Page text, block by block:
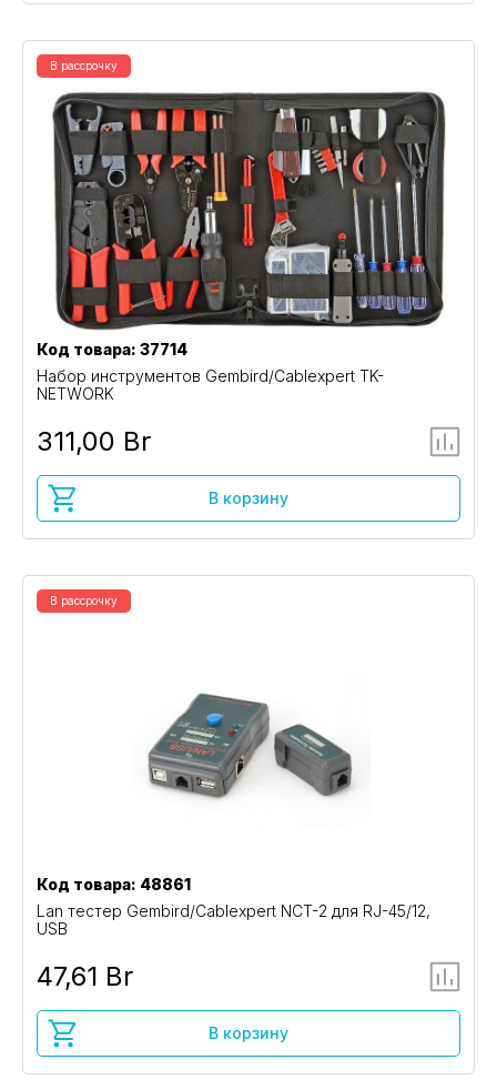
В рассрочку
Код товара: 37714
Набор инструментов Gembird/Cablexpert TK-
NETWORK
311,00 Br
В корзину
В рассрочку
Код товара: 48861
Lan тестер Gembird/Cablexpert NCT-2 для RJ-45/12,
USB
47,61 Br
В корзину